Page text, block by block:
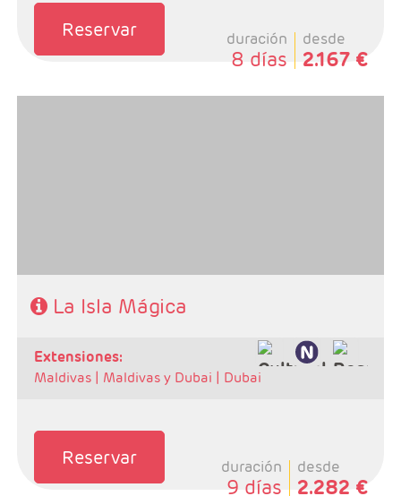
Reservar duración
8 días
desde
2.167 €
La Isla Mágica
extensiones:
Maldivas | Maldivas y Dubai | Dubai
Reservar duración
9 días
desde
2.282 €